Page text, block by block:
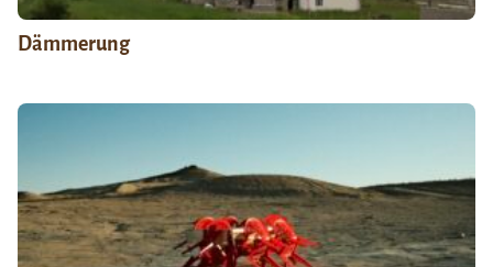
Dämmerung